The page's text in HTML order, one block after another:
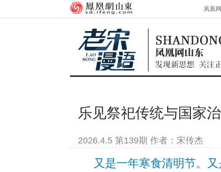
凤凰
乐见祭祀传统与国家
2026.4.5 第139期 作者：宋传杰
又是一年寒食清明节。